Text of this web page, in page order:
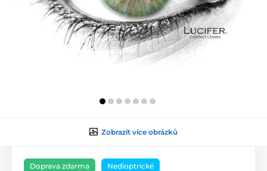
Zobrazit více obrázků
Doprava zdarma Nedioptrické